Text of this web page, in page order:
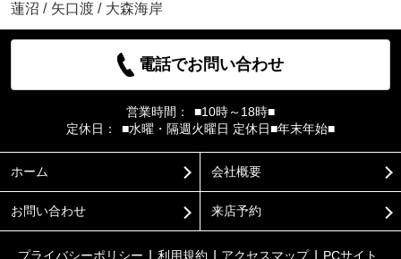
蓮沼 / 矢口渡 / 大森海岸
電話でお問い合わせ
営業時間：
■10時～18時■
定休日：
■水曜・隔週火曜日 定休日■年末年始■
ホーム 会社概要
お問い合わせ 来店予約
プライバシーポリシー 利用規約 アクセスマップ PCサイト